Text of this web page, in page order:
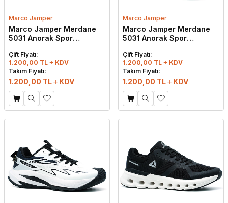
Marco Jamper
Marco Jamper Merdane
5031 Anorak Spor
Çift Fiyatı:
1.200,00 TL + KDV
Takım Fiyatı:
1.200,00 TL KDV
Marco Jamper
Marco Jamper Merdane
5031 Anorak Spor
Siyah
Çift Fiyatı:
1.200,00 TL + KDV
Takım Fiyatı:
1.200,00 TL KDV